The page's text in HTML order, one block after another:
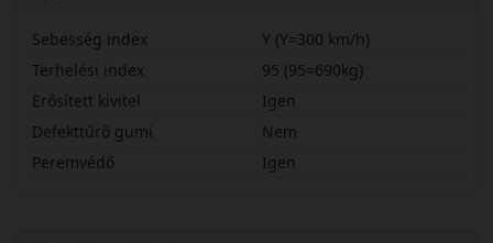
Sebesség index
Y (Y=300 km/h)
Terhelési index
95 (95=690kg)
Erősített kivitel
Igen
Defekttűrő gumi
Nem
Peremvédő
Igen